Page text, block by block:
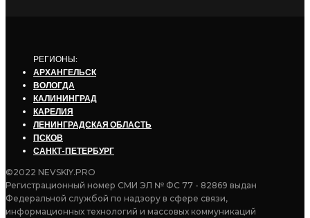
РЕГИОНЫ:
АРХАНГЕЛЬСК
ВОЛОГДА
КАЛИНИНГРАД
КАРЕЛИЯ
ЛЕНИНГРАДСКАЯ ОБЛАСТЬ
ПСКОВ
САНКТ-ПЕТЕРБУРГ
©2022 NEVSKIY.PRO
Регистрационный номер СМИ ЭЛ № ФС 77 - 82869 выдан
Федеральной службой по надзору в сфере связи,
информационных технологий и массовых коммуникаций